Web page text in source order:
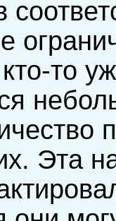
то
Эта